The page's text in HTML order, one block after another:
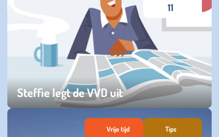
Steffie legt de VVD uit
donderdag 02 oktober 2025
11
Vrije tijd Tips